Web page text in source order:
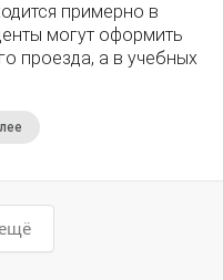
примерно в
могут оформить
проезда, а в учебных